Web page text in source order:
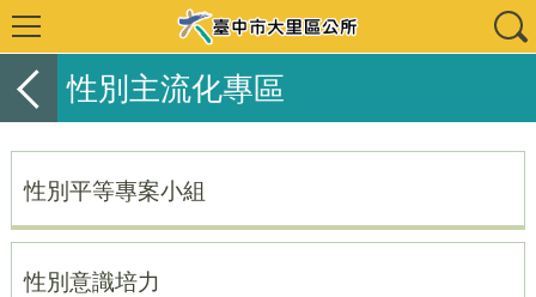
性別主流化專區
性別平等專案小組
性別意識培力